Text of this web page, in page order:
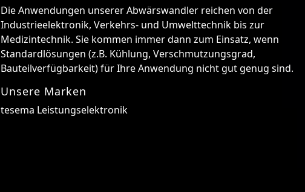
Die Anwendungen unserer Abwärswandler reichen von der
Industrieelektronik, Verkehrs- und Umwelttechnik bis zur
Medizintechnik. Sie kommen immer dann zum Einsatz, wenn
Standardlösungen (z.B. Kühlung, Verschmutzungsgrad,
Bauteilverfügbarkeit) für Ihre Anwendung nicht gut genug sind.
Unsere Marken
tesema Leistungselektronik